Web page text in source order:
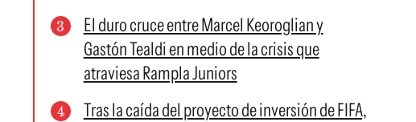
El duro cruce entre Marcel Keoroglian y
Gastón Tealdi en medio de la crisis que
atraviesa Rampla Juniors
Tras la caída del proyecto de inversión de FIFA,